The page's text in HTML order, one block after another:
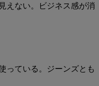
えない。ビジネス感が消
っている。ジーンズとも